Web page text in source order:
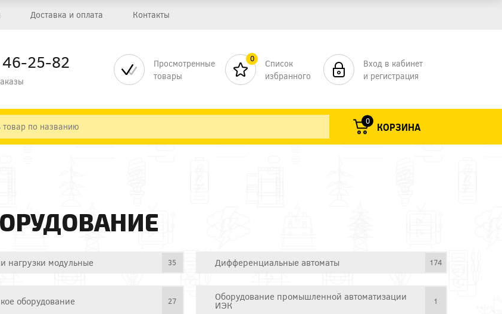
Доставка и оплата Контакты
46-25-82
Просмотренные
товары
0
Список
избранного
Вход в кабинет
и регистрация
0 КОРЗИНА
нагрузки модульные 35 Дифференциальные автоматы 174
оборудование 27 Оборудование промышленной автоматизации
ИЭК 1